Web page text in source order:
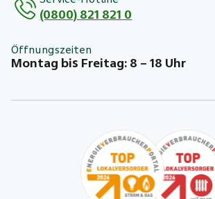
(0800) 821 821 0
Öffnungszeiten
Montag bis Freitag: 8 – 18 Uhr